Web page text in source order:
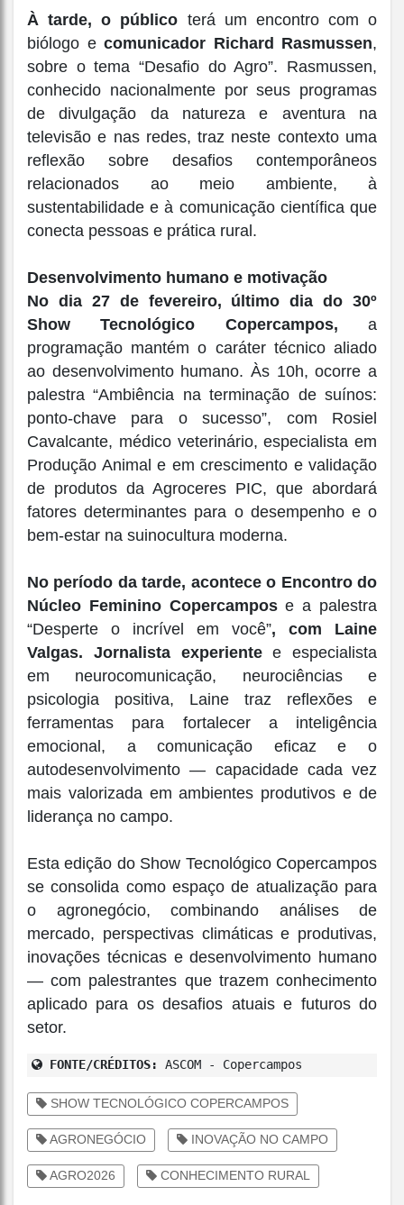
À tarde, o público terá um encontro com o
biólogo e comunicador Richard Rasmussen,
sobre o tema “Desafio do Agro”. Rasmussen,
conhecido nacionalmente por seus programas
de divulgação da natureza e aventura na
televisão e nas redes, traz neste contexto uma
reflexão sobre desafios contemporâneos
relacionados ao meio ambiente, à
sustentabilidade e à comunicação científica que
conecta pessoas e prática rural.
Desenvolvimento humano e motivação
No dia 27 de fevereiro, último dia do 30º
Show Tecnológico Copercampos, a
programação mantém o caráter técnico aliado
ao desenvolvimento humano. Às 10h, ocorre a
palestra “Ambiência na terminação de suínos:
ponto-chave para o sucesso”, com Rosiel
Cavalcante, médico veterinário, especialista em
Produção Animal e em crescimento e validação
de produtos da Agroceres PIC, que abordará
fatores determinantes para o desempenho e o
bem-estar na suinocultura moderna.
No período da tarde, acontece o Encontro do
Núcleo Feminino Copercampose a palestra
“Desperte o incrível em você”, com Laine
Valgas. Jornalista experientee especialista
em neurocomunicação, neurociências e
psicologia positiva, Laine traz reflexões e
ferramentas para fortalecer a inteligência
emocional, a comunicação eficaz e o
autodesenvolvimento — capacidade cada vez
mais valorizada em ambientes produtivos e de
liderança no campo.
Esta edição do Show Tecnológico Copercampos
se consolida como espaço de atualização para
o agronegócio, combinando análises de
mercado, perspectivas climáticas e produtivas,
inovações técnicas e desenvolvimento humano
— com palestrantes que trazem conhecimento
aplicado para os desafios atuais e futuros do
setor.
FONTE/CRÉDITOS: ASCOM - Copercampos
SHOW TECNOLÓGICO COPERCAMPOS
AGRONEGÓCIO INOVAÇÃO NO CAMPO
AGRO2026 CONHECIMENTO RURAL